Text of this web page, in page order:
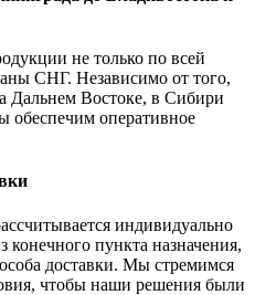
не только по всей
СНГ. Независимо от того,
Дальнем Востоке, в Сибири
обеспечим оперативное
индивидуально
конечного пункта назначения,
доставки. Мы стремимся
чтобы наши решения были